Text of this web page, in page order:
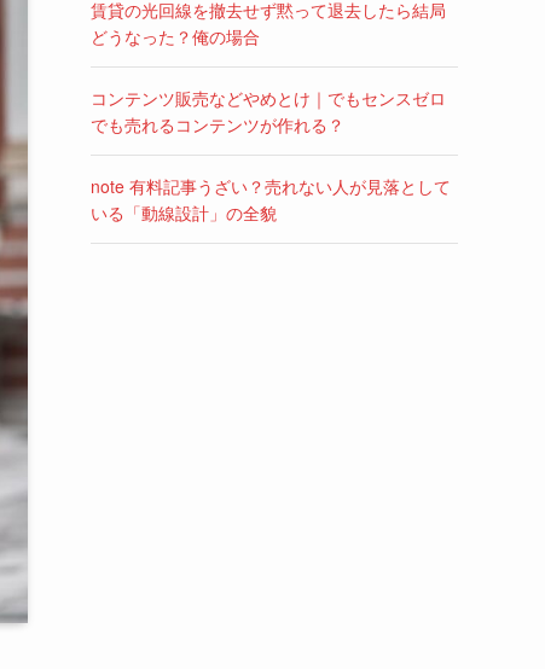
賃貸の光回線を撤去せず黙って退去したら結局
どうなった？俺の場合
コンテンツ販売などやめとけ｜でもセンスゼロ
でも売れるコンテンツが作れる？
note 有料記事うざい？売れない人が見落として
いる「動線設計」の全貌